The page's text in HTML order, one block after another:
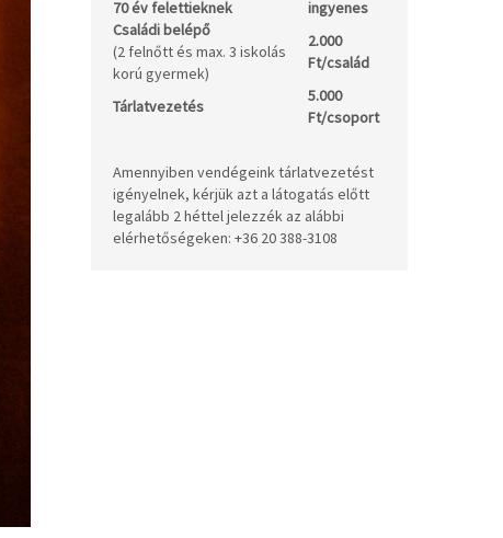
70 év felettieknek
ingyenes
Családi belépő
(2 felnőtt és max. 3 iskolás
korú gyermek)
2.000
Ft/család
Tárlatvezetés
5.000
Ft/csoport
Amennyiben vendégeink tárlatvezetést
igényelnek, kérjük azt a látogatás előtt
legalább 2 héttel jelezzék az alábbi
elérhetőségeken: +36 20 388-3108